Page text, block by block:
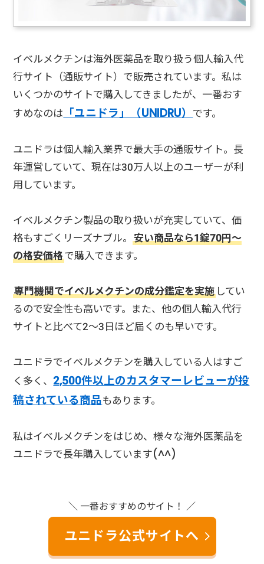
イベルメクチンは海外医薬品を取り扱う個人輸入代
行サイト（通販サイト）で販売されています。私は
いくつかのサイトで購入してきましたが、一番おす
すめなのは 「ユニドラ」（UNIDRU） です。
ユニドラは個人輸入業界で最大手の通販サイト。長
年運営していて、現在は30万人以上のユーザーが利
用しています。
イベルメクチン製品の取り扱いが充実していて、価
格もすごくリーズナブル。安い商品なら1錠70円～
の格安価格で購入できます。
専門機関でイベルメクチンの成分鑑定を実施 してい
るので安全性も高いです。また、他の個人輸入代行
サイトと比べて2～3日ほど届くのも早いです。
ユニドラでイベルメクチンを購入している人はすご
く多く、2,500件以上のカスタマーレビューが投
稿されている商品もあります。
私はイベルメクチンをはじめ、様々な海外医薬品を
ユニドラで長年購入しています(^^)
＼ 一番おすすめのサイト！ ／
ユニドラ公式サイトへ